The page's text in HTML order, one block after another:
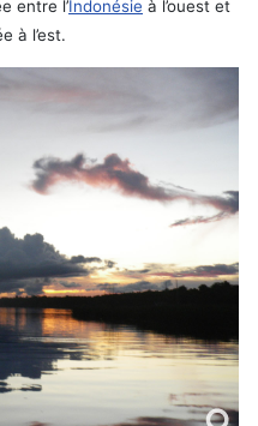
entre l’Indonésie à l’ouest et
à l’est.